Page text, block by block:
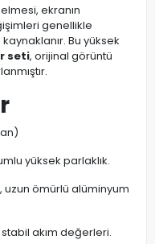
ekranın
genellikle
Bu yüksek
seti, orijinal görüntü
yüksek parlaklık.
uzun ömürlü alüminyum
akım değerleri.